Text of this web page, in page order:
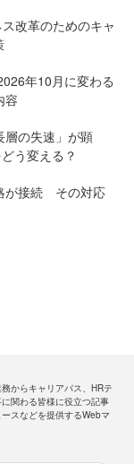
改革のためのキャ
年10月に変わる
容
層の失速」が顕
う変える？
が接続 その対応
からキャリアパス、HRテ
関わる皆様に役立つ記事
スなどを提供するWebマ